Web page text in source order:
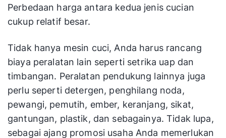
Perbedaan harga antara kedua jenis cucian
cukup relatif besar.
Tidak hanya mesin cuci, Anda harus rancang
biaya peralatan lain seperti setrika uap dan
timbangan. Peralatan pendukung lainnya juga
perlu seperti detergen, penghilang noda,
pewangi, pemutih, ember, keranjang, sikat,
gantungan, plastik, dan sebagainya. Tidak lupa,
sebagai ajang promosi usaha Anda memerlukan